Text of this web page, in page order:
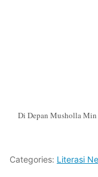
Di Depan Musholla
Categories: Literasi